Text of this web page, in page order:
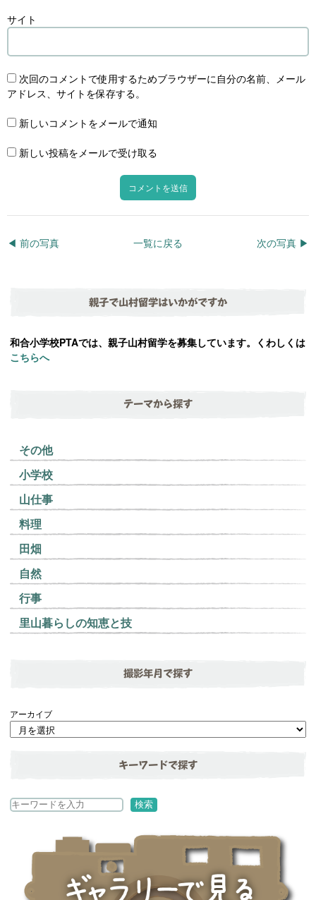
サイト
次回のコメントで使用するためブラウザーに自分の名前、メール
アドレス、サイトを保存する。
新しいコメントをメールで通知
新しい投稿をメールで受け取る
◀︎ 前の写真 次の写真 ▶︎
一覧に戻る
親子で山村留学はいかがですか
和合小学校PTAでは、親子山村留学を募集しています。くわしくは
こちらへ
テーマから探す
その他
小学校
山仕事
料理
田畑
自然
行事
里山暮らしの知恵と技
撮影年月で探す
アーカイブ
キーワードで探す
検
検索